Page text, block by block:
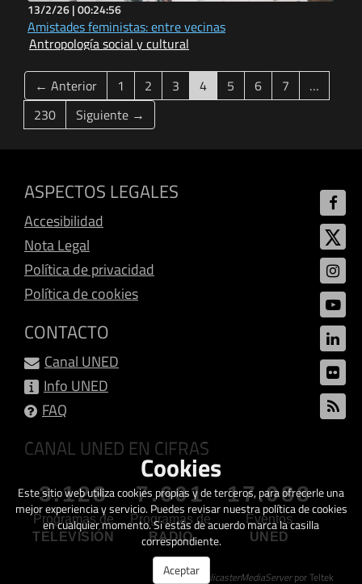
13/2/26 |00:24:56
Amistades feministas: entre vecinas
Antropología social y cultural
← Anterior 1 2 3 4(current)
5 6 7
…
230
Siguiente →
ASPECTOS LEGALES
Accesibilidad
Nota Legal
Política de privacidad
Política de cookies
CONTACTO
Canal UNED
Info UNED
FAQ
CANAL UNED EN CIFRAS
3.128
Programas de
TELEVISIÓN
7.601
Programas de
RADIO
17.088
Eventos
UNED
Creado con GalicasterMediaServerpor Teltek
Cookies
Este sitio web utiliza cookies propias y de terceros, para ofrecerle una
mejor experiencia y servicio. Puedes revisar nuestra política de cookies
en cualquier momento. Si estás de acuerdo marca la casilla
correspondiente.
Aceptar